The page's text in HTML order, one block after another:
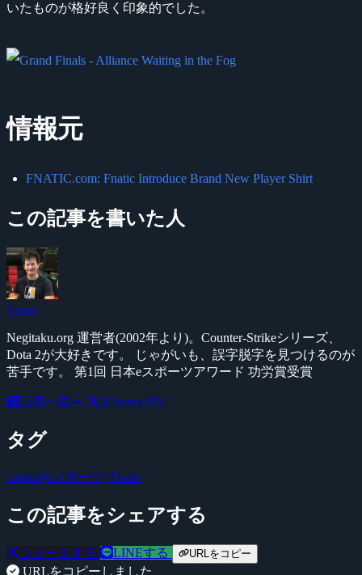
いたものが格好良く印象的でした。
情報元
FNATIC.com: Fnatic Introduce Brand New Player Shirt
この記事を書いた人
Yossy
Negitaku.org 運営者(2002年より)。Counter-Strikeシリーズ、
Dota 2が大好きです。 じゃがいも、誤字脱字を見つけるのが
苦手です。 第1回 日本eスポーツアワード 功労賞受賞
記事一覧へ @YossyFPS
タグ
esports(eスポーツ) Fnatic
この記事をシェアする
ツイートする LINEする URLをコピー
URLをコピーしました